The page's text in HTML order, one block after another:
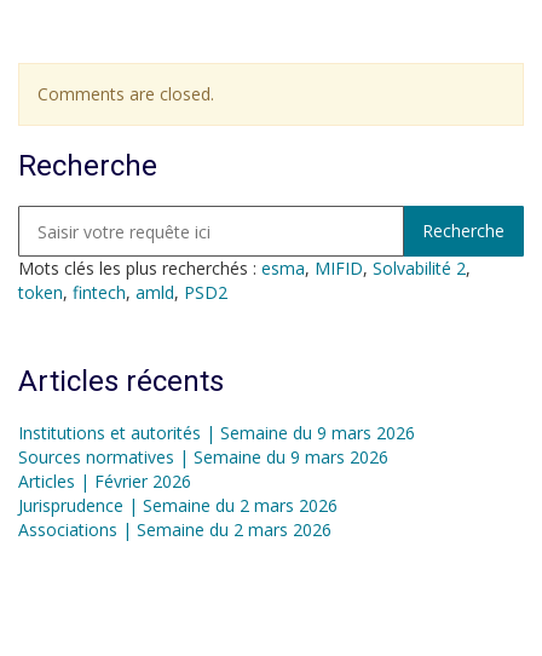
Comments are closed.
Recherche
Mots clés les plus recherchés : esma, MIFID, Solvabilité 2,
token, fintech, amld, PSD2
Articles récents
Institutions et autorités | Semaine du 9 mars 2026
Sources normatives | Semaine du 9 mars 2026
Articles | Février 2026
Jurisprudence | Semaine du 2 mars 2026
Associations | Semaine du 2 mars 2026